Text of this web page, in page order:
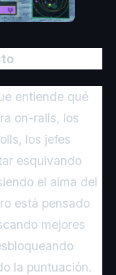
entiende qué
on-rails, los
los jefes
esquivando
el alma del
está pensado
mejores
la puntuación.